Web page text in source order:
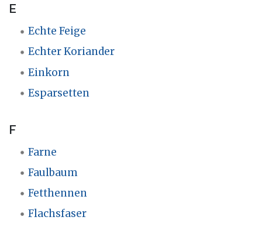
E
Echte Feige
Echter Koriander
Einkorn
Esparsetten
F
Farne
Faulbaum
Fetthennen
Flachsfaser